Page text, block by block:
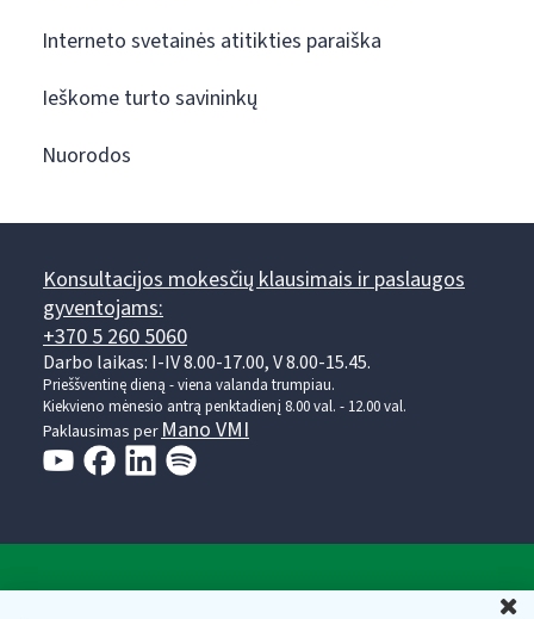
Interneto svetainės atitikties paraiška
Ieškome turto savininkų
Nuorodos
Konsultacijos mokesčių klausimais ir paslaugos
gyventojams:
+370 5 260 5060
Darbo laikas: I-IV 8.00-17.00, V 8.00-15.45.
Prieššventinę dieną - viena valanda trumpiau.
Kiekvieno mėnesio antrą penktadienį 8.00 val. - 12.00 val.
Paklausimas per Mano VMI